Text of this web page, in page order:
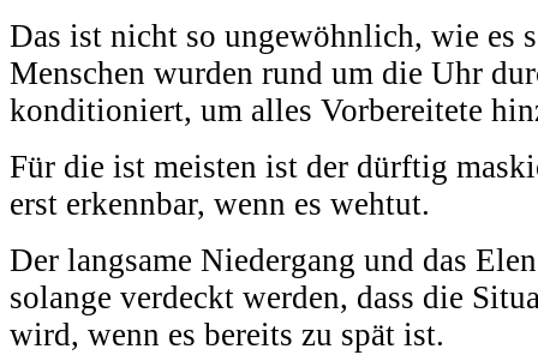
Das ist nicht so ungewöhnlich, wie es
Menschen wurden rund um die Uhr
konditioniert, um alles Vorbereitete
Für die ist meisten ist der dürftig
erst erkennbar, wenn es wehtut.
Der langsame Niedergang und das
solange verdeckt werden, dass die
wird, wenn es bereits zu spät ist.